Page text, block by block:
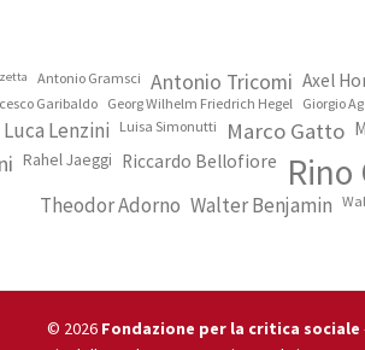
Antonio Gramsci Antonio Tricomi Axel
Garibaldo Georg Wilhelm Friedrich Hegel Giorgio
Luca Lenzini Luisa Simonutti Marco Gatto
Rahel Jaeggi Riccardo Bellofiore Rino
Theodor Adorno Walter Benjamin
© 2026 Fondazione per la critica sociale